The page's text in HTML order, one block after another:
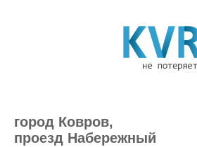
город Ковров,
проезд Набережный